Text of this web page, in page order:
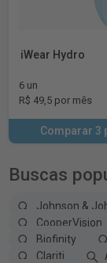
iWear Hydro
6 un
R$ 49,5 por mês
Comparar 3
Buscas
Johnson &
CooperVision
Biofinity
Clariti